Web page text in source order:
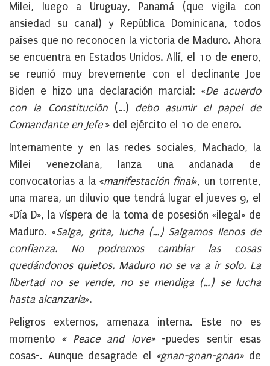
Milei, luego a Uruguay, Panamá (que vigila con
ansiedad su canal) y República Dominicana, todos
países que no reconocen la victoria de Maduro. Ahora
se encuentra en Estados Unidos. Allí, el 10 de enero,
se reunió muy brevemente con el declinante Joe
Biden e hizo una declaración marcial: «De acuerdo
con la Constitución (…)debo asumir el papel de
Comandante en Jefe» del ejército el 10 de enero.
Internamente y en las redes sociales, Machado, la
Milei venezolana, lanza una andanada de
convocatorias a la «manifestación final», un torrente,
una marea, un diluvio que tendrá lugar el jueves 9, el
«Día D», la víspera de la toma de posesión «ilegal» de
Maduro. «Salga, grita, lucha (…) Salgamos llenos de
confianza. No podremos cambiar las cosas
quedándonos quietos. Maduro no se va a ir solo. La
libertad no se vende, no se mendiga (…) se lucha
hasta alcanzarla».
Peligros externos, amenaza interna. Este no es
momento «Peace and love»-puedes sentir esas
cosas-. Aunque desagrade el «gnan-gnan-gnan»de